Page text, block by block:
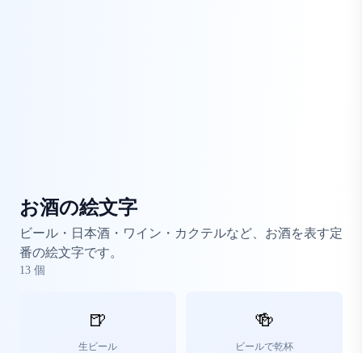
お酒の絵文字
ビール・日本酒・ワイン・カクテルなど、お酒を表す定
番の絵文字です。
13 個
🍺
生ビール
🍻
ビールで乾杯